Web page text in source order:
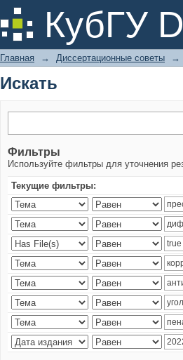
КубГУ
Искать
Главная → Диссертационные советы →
Искать
Фильтры
Используйте фильтры для уточнения
Текущие фильтры: